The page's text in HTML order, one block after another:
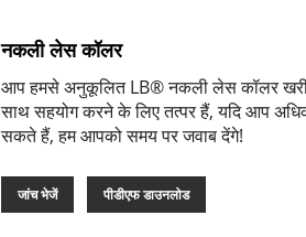
नकली लेस कॉलर
आप हमसे अनुकूलित LB® नकली लेस कॉलर
साथ सहयोग करने के लिए तत्पर हैं, यदि आप
सकते हैं, हम आपको समय पर जवाब देंगे!
जांच भेजें पीडीएफ डाउनलोड